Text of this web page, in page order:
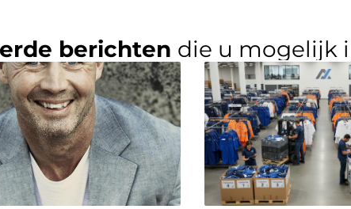
berichten die u mogelijk